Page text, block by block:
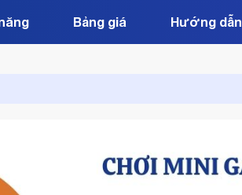
Bảng giá Hướng dẫn